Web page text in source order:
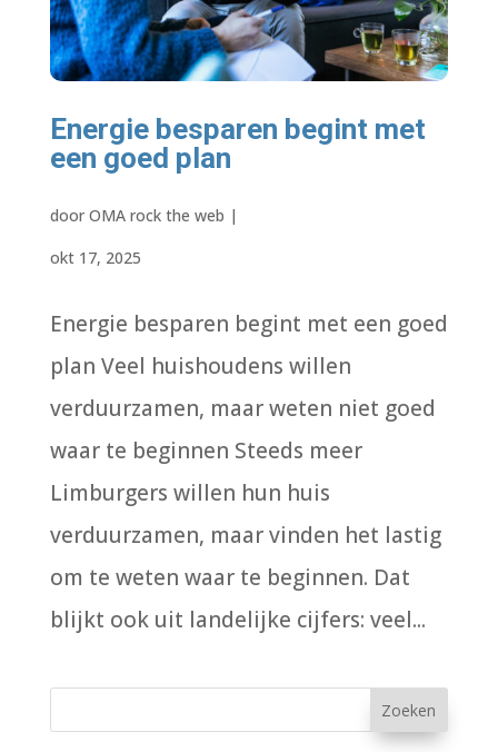
Energie besparen begint met
een goed plan
door OMA rock the web |
okt 17, 2025
Energie besparen begint met een goed
plan Veel huishoudens willen
verduurzamen, maar weten niet goed
waar te beginnen Steeds meer
Limburgers willen hun huis
verduurzamen, maar vinden het lastig
om te weten waar te beginnen. Dat
blijkt ook uit landelijke cijfers: veel...
Zoeken